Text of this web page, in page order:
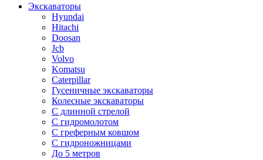
Экскаваторы
Hyundai
Hitachi
Doosan
Jcb
Volvo
Komatsu
Caterpillar
Гусеничные экскаваторы
Колесные экскаваторы
С длинной стрелой
С гидромолотом
С греферным ковшом
С гидроножницами
До 5 метров